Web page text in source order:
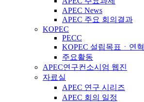
APEC News
APEC 주요 회의결과
KOPEC
PECC
KOPEC 설립목표ㆍ연혁
주요활동
APEC연구컨소시엄 웹진
자료실
APEC 연구 시리즈
APEC 회의 일정